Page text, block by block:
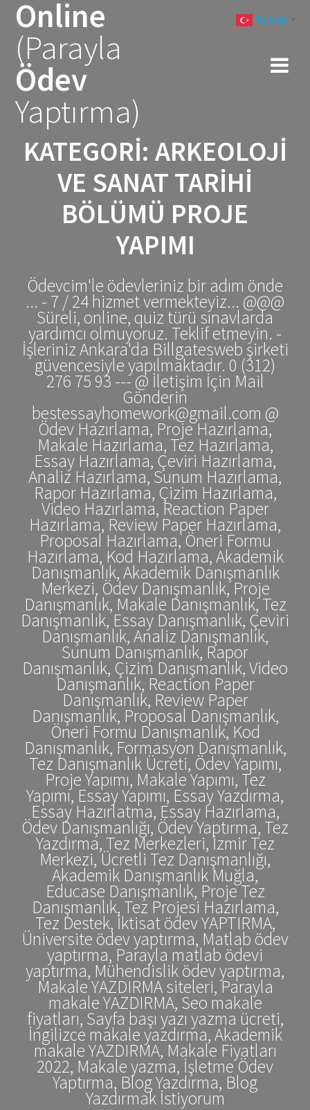
Online
(Parayla
Ödev
Yaptırma)
KATEGORI: ARKEOLOJI
VE SANAT TARIHI
BÖLÜMÜ PROJE
YAPIMI
Ödevcim'le ödevleriniz bir adım önde
... - 7 / 24 hizmet vermekteyiz... @@@
Süreli, online, quiz türü sınavlarda
yardımcı olmuyoruz. Teklif etmeyin. -
İşleriniz Ankara'da Billgatesweb şirketi
güvencesiyle yapılmaktadır. 0 (312)
276 75 93 --- @ İletişim İçin Mail
Gönderin
bestessayhomework@gmail.com @
Ödev Hazırlama, Proje Hazırlama,
Makale Hazırlama, Tez Hazırlama,
Essay Hazırlama, Çeviri Hazırlama,
Analiz Hazırlama, Sunum Hazırlama,
Rapor Hazırlama, Çizim Hazırlama,
Video Hazırlama, Reaction Paper
Hazırlama, Review Paper Hazırlama,
Proposal Hazırlama, Öneri Formu
Hazırlama, Kod Hazırlama, Akademik
Danışmanlık, Akademik Danışmanlık
Merkezi, Ödev Danışmanlık, Proje
Danışmanlık, Makale Danışmanlık, Tez
Danışmanlık, Essay Danışmanlık, Çeviri
Danışmanlık, Analiz Danışmanlık,
Sunum Danışmanlık, Rapor
Danışmanlık, Çizim Danışmanlık, Video
Danışmanlık, Reaction Paper
Danışmanlık, Review Paper
Danışmanlık, Proposal Danışmanlık,
Öneri Formu Danışmanlık, Kod
Danışmanlık, Formasyon Danışmanlık,
Tez Danışmanlık Ücreti, Ödev Yapımı,
Proje Yapımı, Makale Yapımı, Tez
Yapımı, Essay Yapımı, Essay Yazdırma,
Essay Hazırlatma, Essay Hazırlama,
Ödev Danışmanlığı, Ödev Yaptırma, Tez
Yazdırma, Tez Merkezleri, İzmir Tez
Merkezi, Ücretli Tez Danışmanlığı,
Akademik Danışmanlık Muğla,
Educase Danışmanlık, Proje Tez
Danışmanlık, Tez Projesi Hazırlama,
Tez Destek, İktisat ödev YAPTIRMA,
Üniversite ödev yaptırma, Matlab ödev
yaptırma, Parayla matlab ödevi
yaptırma, Mühendislik ödev yaptırma,
Makale YAZDIRMA siteleri, Parayla
makale YAZDIRMA, Seo makale
fiyatları, Sayfa başı yazı yazma ücreti,
İngilizce makale yazdırma, Akademik
makale YAZDIRMA, Makale Fiyatları
2022, Makale yazma, İşletme Ödev
Yaptırma, Blog Yazdırma, Blog
Yazdırmak İstiyorum
Turkish ▼